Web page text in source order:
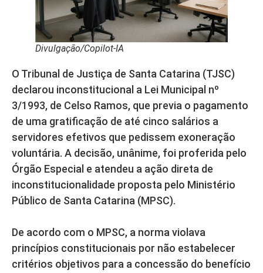
Divulgação/Copilot-IA
O Tribunal de Justiça de Santa Catarina (TJSC)
declarou inconstitucional a Lei Municipal nº
3/1993, de Celso Ramos, que previa o pagamento
de uma gratificação de até cinco salários a
servidores efetivos que pedissem exoneração
voluntária. A decisão, unânime, foi proferida pelo
Órgão Especial e atendeu a ação direta de
inconstitucionalidade proposta pelo Ministério
Público de Santa Catarina (MPSC).
De acordo com o MPSC, a norma violava
princípios constitucionais por não estabelecer
critérios objetivos para a concessão do benefício